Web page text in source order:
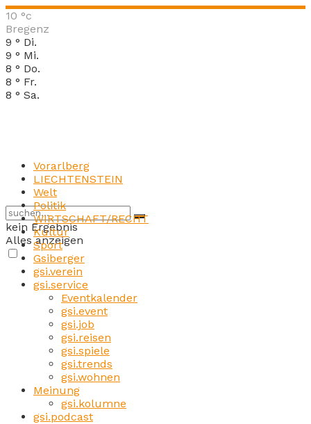
10 °c
Bregenz
9 ° Di.
9 ° Mi.
8 ° Do.
8 ° Fr.
8 ° Sa.
kein Ergebnis
Alles anzeigen
Vorarlberg
LIECHTENSTEIN
Welt
Politik
WIRTSCHAFT/RECHT
Kultur
Sport
Gsiberger
gsi.verein
gsi.service
Eventkalender
gsi.event
gsi.job
gsi.reisen
gsi.spiele
gsi.trends
gsi.wohnen
Meinung
gsi.kolumne
gsi.podcast